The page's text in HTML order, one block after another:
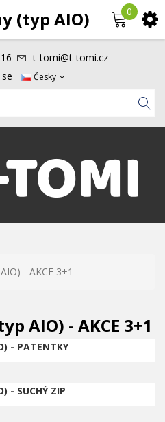
t-tomi@t-tomi.cz
Česky
0
- AKCE 3+1
AIO) - AKCE 3+1
- PATENTKY
- SUCHÝ ZIP
(typ AIO)